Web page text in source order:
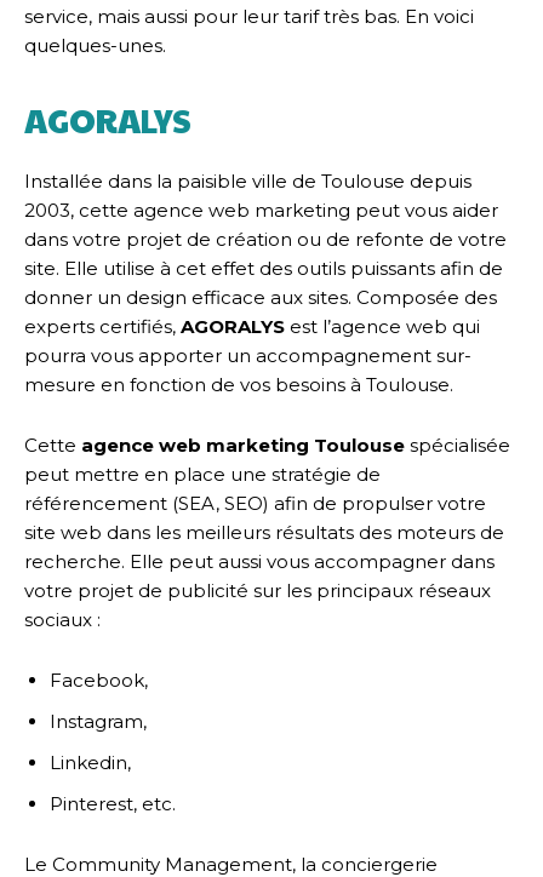
service, mais aussi pour leur tarif très bas. En voici
quelques-unes.
AGORALYS
Installée dans la paisible ville de Toulouse depuis
2003, cette agence web marketing peut vous aider
dans votre projet de création ou de refonte de votre
site. Elle utilise à cet effet des outils puissants afin de
donner un design efficace aux sites. Composée des
experts certifiés, AGORALYS est l’agence web qui
pourra vous apporter un accompagnement sur-
mesure en fonction de vos besoins à Toulouse.
Cette agence web marketing Toulouse spécialisée
peut mettre en place une stratégie de
référencement (SEA, SEO) afin de propulser votre
site web dans les meilleurs résultats des moteurs de
recherche. Elle peut aussi vous accompagner dans
votre projet de publicité sur les principaux réseaux
sociaux :
Facebook,
Instagram,
Linkedin,
Pinterest, etc.
Le Community Management, la conciergerie